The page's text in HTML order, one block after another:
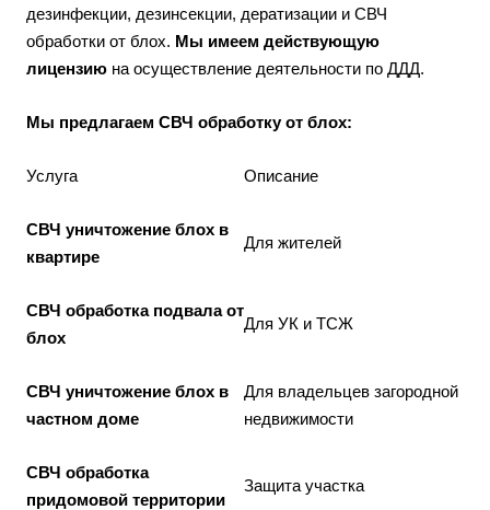
дезинфекции, дезинсекции, дератизации и СВЧ
обработки от блох. Мы имеем действующую
лицензию на осуществление деятельности по ДДД.
Мы предлагаем СВЧ обработку от блох:
Услуга Описание
СВЧ уничтожение блох в
квартире
Для жителей
СВЧ обработка подвала от
блох
Для УК и ТСЖ
СВЧ уничтожение блох в
частном доме
Для владельцев загородной
недвижимости
СВЧ обработка
придомовой территории
Защита участка